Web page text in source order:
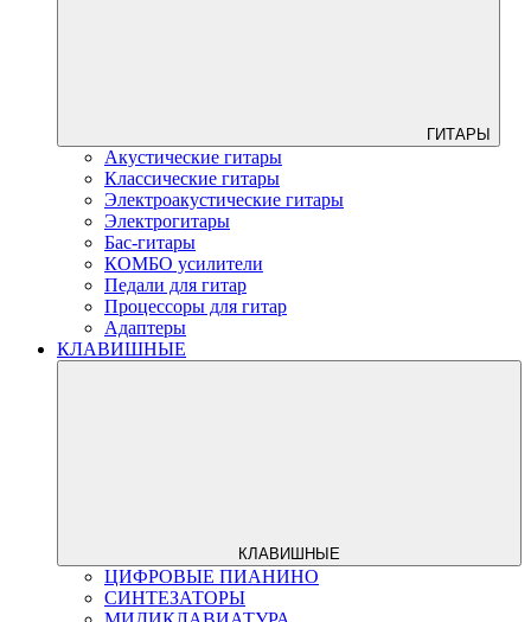
ГИТАРЫ
Акустические гитары
Классические гитары
Электроакустические гитары
Электрогитары
Бас-гитары
КОМБО усилители
Педали для гитар
Процессоры для гитар
Адаптеры
КЛАВИШНЫЕ
КЛАВИШНЫЕ
ЦИФРОВЫЕ ПИАНИНО
СИНТЕЗАТОРЫ